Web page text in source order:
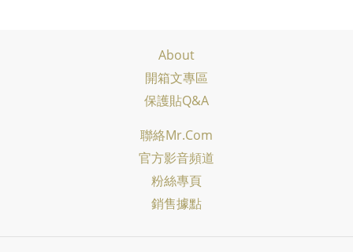
About
開箱文專區
保護貼Q&A
聯絡Mr.com
官方影音頻道
粉絲專頁
銷售據點